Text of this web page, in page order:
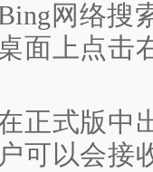
网络搜
面上点击
正式版中
可以会接